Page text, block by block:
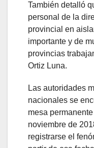
También detalló
personal de la
provincial en
importante y de
provincias
Ortiz Luna.
Las autoridades
nacionales se
mesa
noviembre de
registrarse el